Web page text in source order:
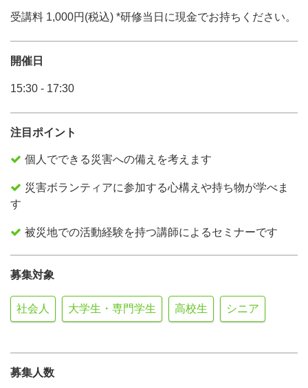
受講料 1,000円(税込) *研修当日に現金でお持ちください。
開催日
15:30 - 17:30
注目ポイント
個人でできる災害への備えを考えます
災害ボランティアに参加する心構えや持ち物が学べま
す
被災地での活動経験を持つ講師によるセミナーです
募集対象
社会人 大学生・専門学生 高校生 シニア
募集人数